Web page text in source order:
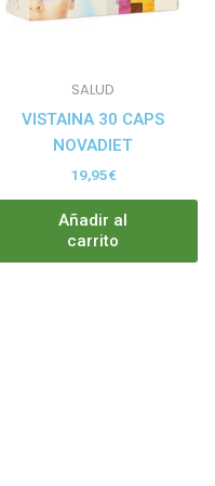
SALUD
VISTAINA 30 CAPS
NOVADIET
19,95€
Añadir al
carrito